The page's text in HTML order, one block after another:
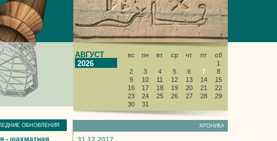
АВГУСТ
2026
вс пн вт ср чт пт
сб
1
2
3 4 5 6 7
8
9
10 11 12 13 14
15
16
17 18 19 20 21
22
23
24 25 26 27 28
29
30
31
ОБНОВЛЕНИЯ
- шахматная
ХРОНИКА